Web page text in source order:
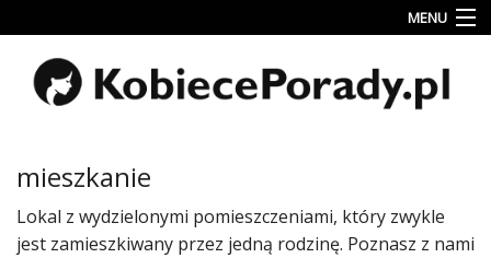
MENU
Uroda
Miłość
&
Dziecko
mieszkanie
Lokal z wydzielonymi pomieszczeniami, który zwykle
jest zamieszkiwany przez jedną rodzinę. Poznasz z nami